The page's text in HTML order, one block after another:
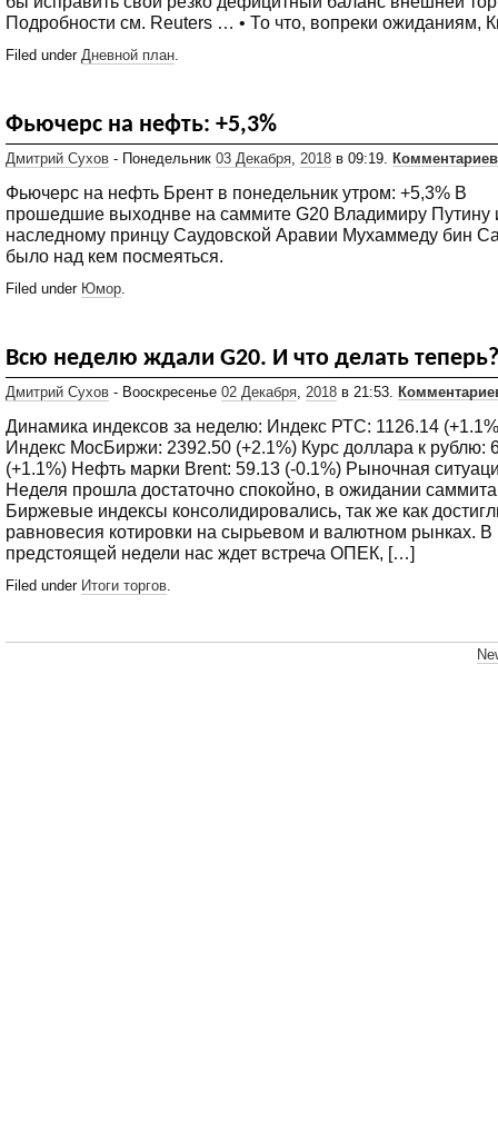
Подробности см. Reuters … • То что, вопреки ожиданиям,
Filed under Дневной план.
Фьючерс на нефть: +5,3%
Дмитрий Сухов - Понедельник 03 Декабря 2018 в 09:19.
Фьючерс на нефть Брент в понедельник утром: +5,3% В
прошедшие выходнве на саммите G20 Владимиру Путину
наследному принцу Саудовской Аравии Мухаммеду бин
было над кем посмеяться.
Filed under Юмор.
Всю неделю ждали G20. И что делать теперь?
Дмитрий Сухов - Вооскресенье 02 Декабря 2018 в 21:53.
Динамика индексов за неделю: Индекс РТС: 1126.14
Индекс MocБиржи: 2392.50 (+2.1%) Курс доллара к рублю:
(+1.1%) Нефть марки Brent: 59.13 (-0.1%) Рыночная
Неделя прошла достаточно спокойно, в ожидании
Биржевые индексы консолидировались, так же как
равновесия котировки на сырьевом и валютном рынках. В
предстоящей недели нас ждет встреча ОПЕК, […]
Filed under Итоги торгов.